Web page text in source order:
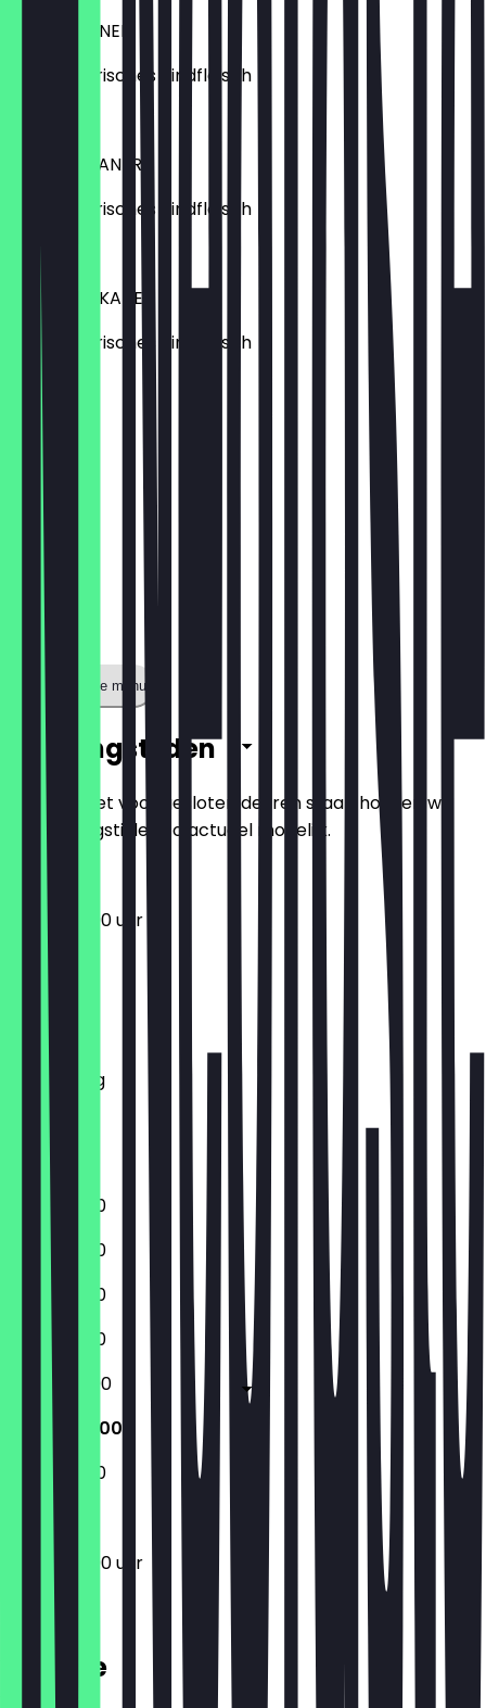
DER SIZILIANER
100% Bayerisches Rindfleisch
DER MEXIKANER
100% Bayerisches Rindfleisch
€ 14,90
DER AMERIKANER
100% Bayerisches Rindfleisch
€ 16,90
Toon volledige menu
Openingstijden
Zodat je niet voor gesloten deuren staat, houden we
de openingstijden zo actueel mogelijk.
12:00 - 22:00 uur
Maandag
Dinsdag
Donderdag
Vrijdag
Zaterdag
12:00 - 21:30
12:00 - 21:30
12:00 - 21:30
12:00 - 21:30
12:00 - 22:00
12:00 - 22:00
12:00 - 21:30
12:00 - 22:00 uur
Locatie